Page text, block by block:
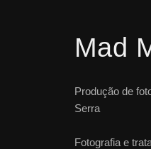
Mad
Produção de
Serra
Fotografia e